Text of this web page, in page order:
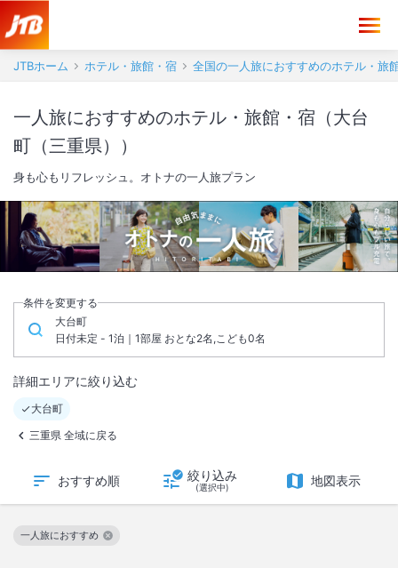
JTBホーム ホテル・旅館・宿 全国の一人旅におすすめのホテル・旅
一人旅におすすめのホテル・旅館・宿（大台
町（三重県））
身も心もリフレッシュ。オトナの一人旅プラン
条件を変更する
大台町
日付未定 - 1泊｜1部屋 おとな2名,こども0名
詳細エリアに絞り込む
大台町
三重県 全域に戻る
おすすめ順 絞り込み
(選択中) 地図表示
一人旅におすすめ
この絞り込み条件を解除